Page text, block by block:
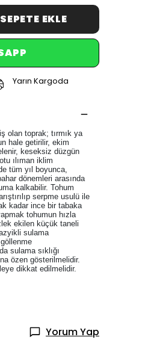
SEPETE EKLE
Yarın Kargoda
olan toprak; tırmık ya
hale getirilir, ekim
keseksiz düzgün
ılıman iklim
tüm yıl boyunca,
dönemleri arasında
kalkabilir. Tohum
serpme usulü ile
kadar ince bir tabaka
tohumun hızla
ekilen küçük taneli
sulama
sulama sıklığı
özen gösterilmelidir.
dikkat edilmelidir.
Yorum Yap